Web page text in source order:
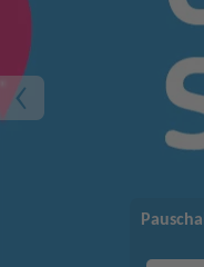
Pauschal